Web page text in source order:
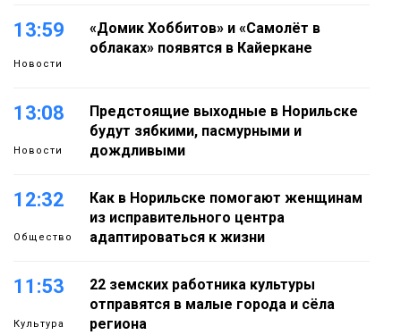
13:59
Новости
«Домик Хоббитов» и «Самолёт в
облаках» появятся в Кайеркане
13:08
Новости
Предстоящие выходные в Норильске
будут зябкими, пасмурными и
дождливыми
12:32
Общество
Как в Норильске помогают женщинам
из исправительного центра
адаптироваться к жизни
11:53
Культура
22 земских работника культуры
отправятся в малые города и сёла
региона